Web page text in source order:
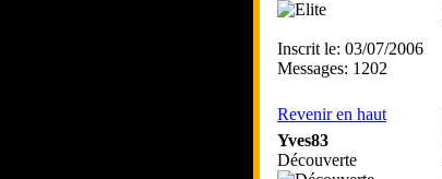
Inscrit le: 03/07/2006
Messages: 1202
Revenir en haut
Yves83
Découverte